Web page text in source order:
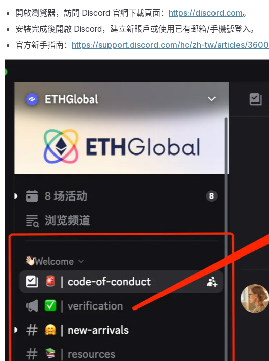
開啟瀏覽器，訪問 Discord 官網下載頁面： https://discord.com。
安裝完成後開啟 Discord，建立新賬戶或使用已有郵箱/手機號登入。
官方新手指南： https://support.discord.com/hc/zh-tw/articles/